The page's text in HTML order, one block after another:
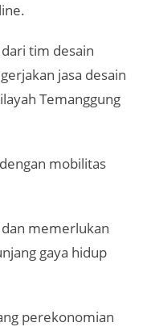
tim desain
jasa desain
Temanggung
mobilitas
memerlukan
gaya hidup
perekonomian